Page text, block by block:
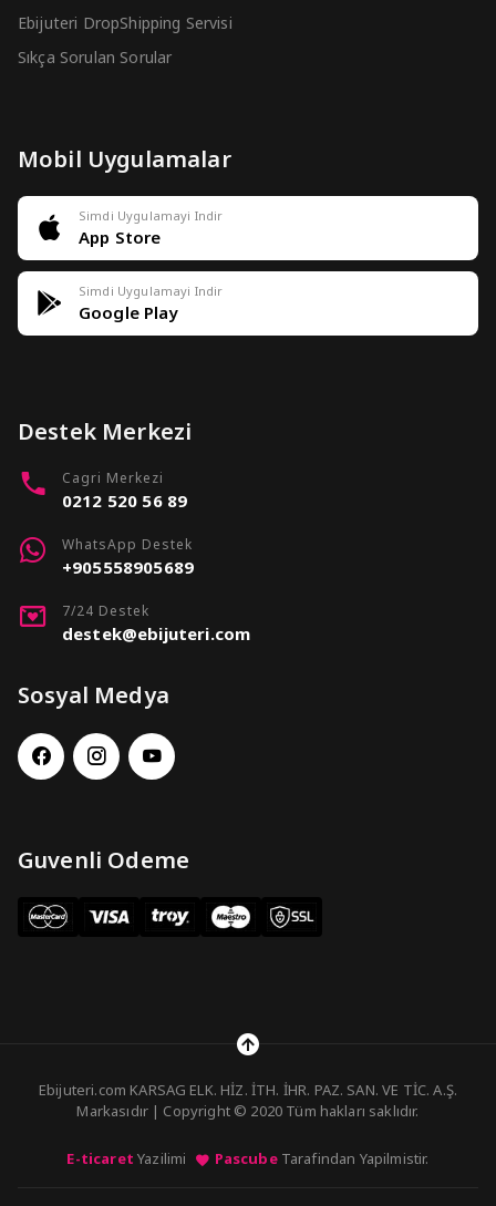
Ebijuteri DropShipping Servisi
Sıkça Sorulan Sorular
Mobil Uygulamalar
Simdi Uygulamayi Indir
App Store
Simdi Uygulamayi Indir
Google Play
Destek Merkezi
Cagri Merkezi
0212 520 56 89
WhatsApp Destek
+905558905689
7/24 Destek
destek@ebijuteri.com
Sosyal Medya
Guvenli Odeme
Ebijuteri.com KARSAG ELK. HİZ. İTH. İHR. PAZ. SAN. VE TİC. A.Ş.
Markasıdır | Copyright © 2020 Tüm hakları saklıdır.
E-ticaret Yazilimi PascubeTarafindan Yapilmistir.